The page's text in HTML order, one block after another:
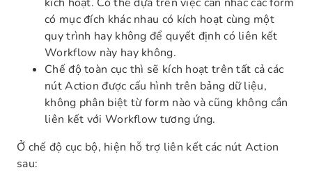
kích hoạt. Có thể dựa trên việc cân nhắc các form
có mục đích khác nhau có kích hoạt cùng một
quy trình hay không để quyết định có liên kết
Workflow này hay không.
Chế độ toàn cục thì sẽ kích hoạt trên tất cả các
nút Action được cấu hình trên bảng dữ liệu,
không phân biệt từ form nào và cũng không cần
liên kết với Workflow tương ứng.
Ở chế độ cục bộ, hiện hỗ trợ liên kết các nút Action
sau: